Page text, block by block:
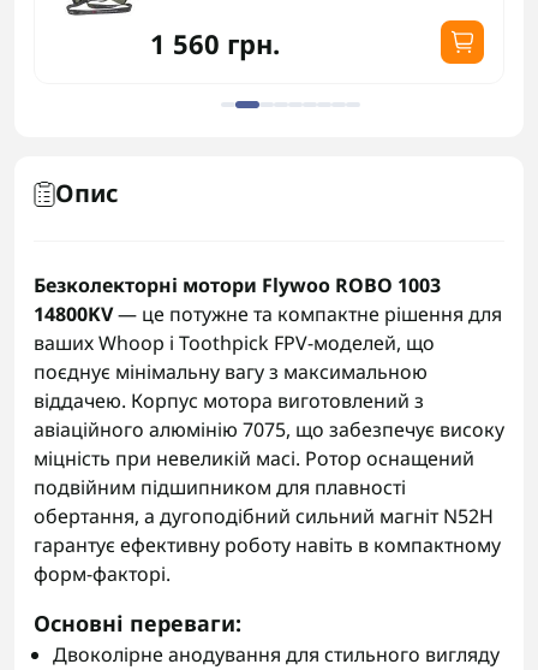
1 560 грн.
Опис
Безколекторні мотори Flywoo ROBO 1003
14800KV— це потужне та компактне рішення для
ваших Whoop і Toothpick FPV-моделей, що
поєднує мінімальну вагу з максимальною
віддачею. Корпус мотора виготовлений з
авіаційного алюмінію 7075, що забезпечує високу
міцність при невеликій масі. Ротор оснащений
подвійним підшипником для плавності
обертання, а дугоподібний сильний магніт N52H
гарантує ефективну роботу навіть в компактному
форм-факторі.
Основні переваги:
Двоколірне анодування для стильного вигляду